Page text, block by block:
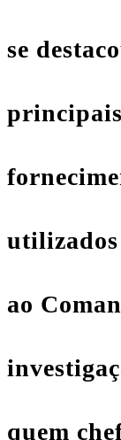
se
ao
quem